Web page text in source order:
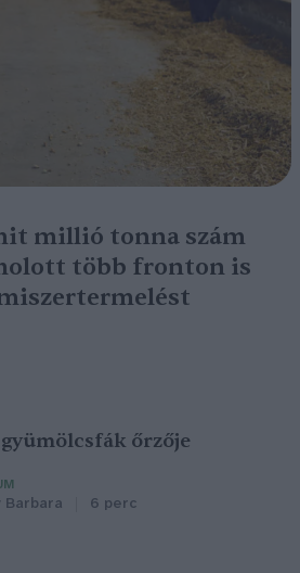
millió tonna szám
több fronton is
őrzője
Barbara 6 perc